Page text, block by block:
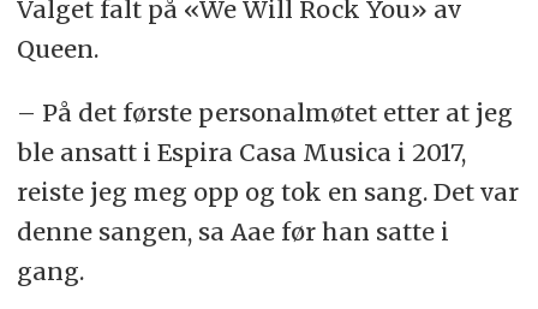
Valget falt på «We Will Rock You» av
Queen.
– På det første personalmøtet etter at jeg
ble ansatt i Espira Casa Musica i 2017,
reiste jeg meg opp og tok en sang. Det var
denne sangen, sa Aae før han satte i
gang.